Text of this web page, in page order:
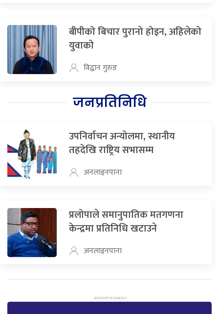
बीपीको बिचार पुरानो होइन, अहिलेको
युवाको
विद्वान गुरुङ
जनप्रतिनिधि
उपनिर्वाचन अन्योलमा, स्थानीय
तहदेखि राष्ट्रिय सभासम्म
अनलाइनपाना
प्रलोपाले समानुपातिक मतगणना
केन्द्रमा प्रतिनिधि खटाउने
अनलाइनपाना